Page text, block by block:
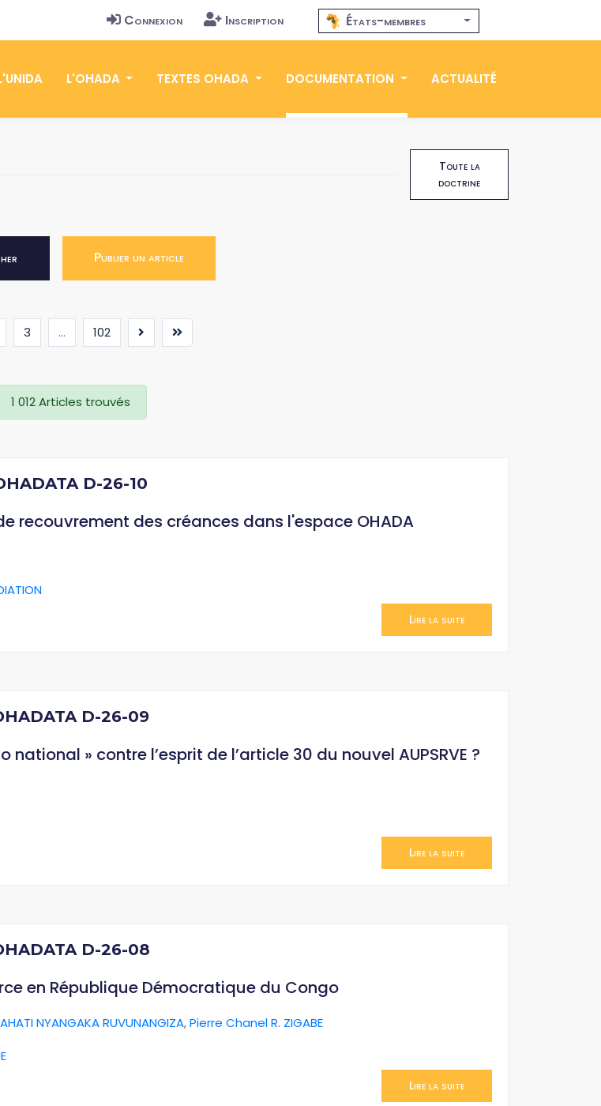
Connexion Inscription États-membres
L'OHADA TEXTES OHADA DOCUMENTATION ACTUALITÉ
Toute la
doctrine
Publier un article
3 ... 102
1 012 Articles trouvés
D-26-10
recouvrement des créances dans l'espace OHADA
Lire la suite
D-26-09
» contre l’esprit de l’article 30 du nouvel AUPSRVE ?
Lire la suite
D-26-08
en République Démocratique du Congo
NYANGAKA RUVUNANGIZA,Pierre Chanel R. ZIGABE
Lire la suite